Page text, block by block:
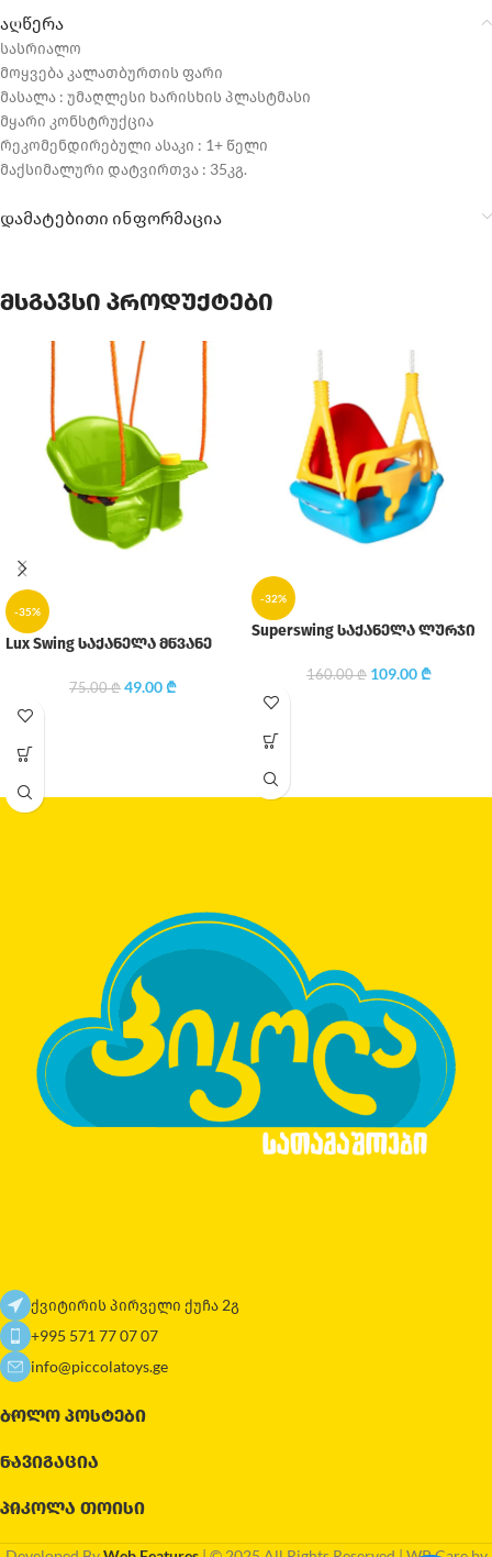
აღწერა
სასრიალო
მოყვება კალათბურთის ფარი
მასალა : უმაღლესი ხარისხის პლასტმასი
მყარი კონსტრუქცია
რეკომენდირებული ასაკი : 1+ წელი
მაქსიმალური დატვირთვა : 35კგ.
დამატებითი ინფორმაცია
მსგავსი პროდუქტები
-35%
Lux Swing საქანელა მწვანე
75.00₾ 49.00₾
-32%
Superswing საქანელა ლურჯი
160.00₾ 109.00₾
ქვიტირის პირველი ქუჩა 2გ
+995 571 77 07 07
info@piccolatoys.ge
ᲑᲝᲚᲝ ᲞᲝᲡᲢᲔᲑᲘ
ᲜᲐᲕᲘᲒᲐᲪᲘᲐ
ᲞᲘᲙᲝᲚᲐ ᲗᲝᲘᲡᲘ